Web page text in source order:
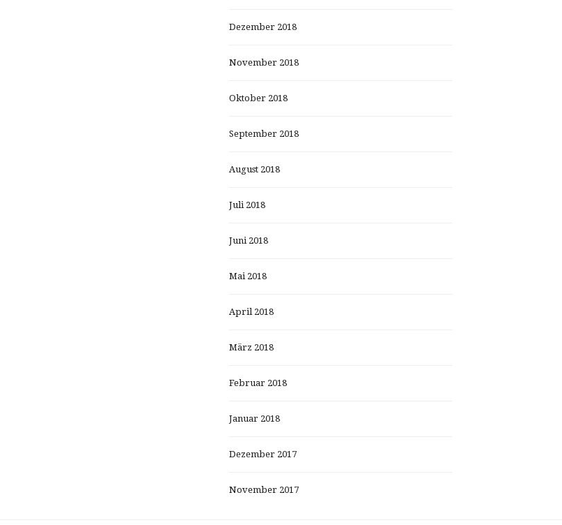
Dezember 2018
November 2018
Oktober 2018
September 2018
August 2018
Juli 2018
Juni 2018
Mai 2018
April 2018
März 2018
Februar 2018
Januar 2018
Dezember 2017
November 2017